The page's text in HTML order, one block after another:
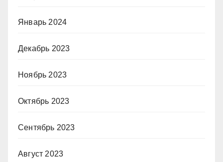
Январь 2024
Декабрь 2023
Ноябрь 2023
Октябрь 2023
Сентябрь 2023
Август 2023